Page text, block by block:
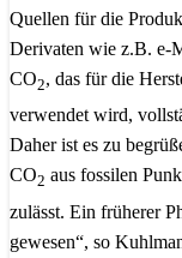
Quellen für die
Derivaten wie z.B. e-
CO2, das für die
verwendet wird,
Daher ist es zu
CO2 aus fossilen
zulässt. Ein früherer
gewesen“, so